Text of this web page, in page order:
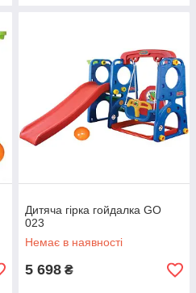
Дитяча гірка гойдалка GO
023
Немає в наявності
5 698 ₴